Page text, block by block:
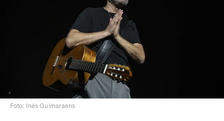
Foto: Inés Guimaraens